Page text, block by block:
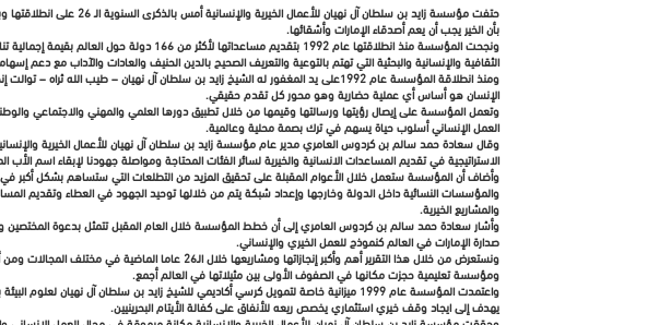
حتفت مؤسسة زايد بن
بأن الخير يجب أن يعم أصدقاء الإمارات وأشقائها.
ونجحت المؤسسة منذ انطلاقتها عام 1992 بتقديم
الثقافية والإنسانية والبحثية التي تهتم بالتوعية والتعريف الصحيح بالدين الحنيف والعادات والآداب مع دعم
ومنذ انطلاقة المؤسسة عام 1992على يد المغفور له الشيخ زايد بن سلطان آل نهيان –
الإنسان هو أساس أي عملية حضارية وهو محور كل تقدم حقيقي.
العمل الإنساني أسلوب حياة يسهم في ترك بصمة محلية وعالمية.
وقال سعادة حمد سالم بن كردوس العامري مدير عام مؤسسة زايد بن سلطان آل نهيان للأعمال الخيرية
الاستراتيجية في تقديم المساعدات الانسانية والخيرية لسائر الفئات المحتاجة ومواصلة جهودنا لإبقاء اسم
وأضاف أن المؤسسة ستعمل خلال الأعوام المقبلة على تحقيق المزيد من التطلعات التي ستساهم بشكل أكبر
والمؤسسات النسائية داخل الدولة وخارجها وإعداد شبكة يتم من خلالها توحيد الجهود في العطاء وتقديم
والمشاريع الخيرية.
وأشار سعادة حمد سالم بن كردوس العامري إلى أن خطط المؤسسة خلال العام المقبل تتمثل بدعوة المختصين
صدارة الإمارات في العالم كنموذج للعمل الخيري والإنساني.
ومؤسسة تعليمية حجزت مكانها في الصفوف الأولى بين مثيلاتها في العالم أجمع.
يهدف إلى ايجاد وقف خيري استثماري يخصص ريعه للأنفاق على كفالة الأيتام البحرينيين.